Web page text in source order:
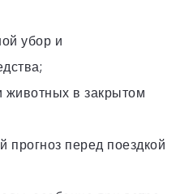
убор и
животных в закрытом
прогноз перед поездкой